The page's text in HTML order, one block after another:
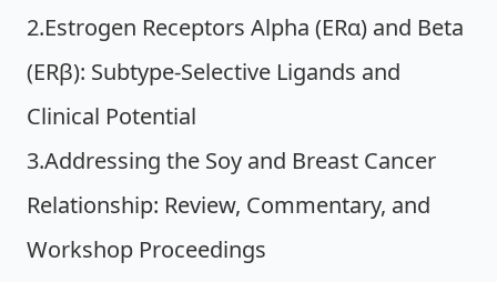
2.Estrogen Receptors Alpha (ERα) and Beta
(ERβ): Subtype-Selective Ligands and
Clinical Potential
3.Addressing the Soy and Breast Cancer
Relationship: Review, Commentary, and
Workshop Proceedings